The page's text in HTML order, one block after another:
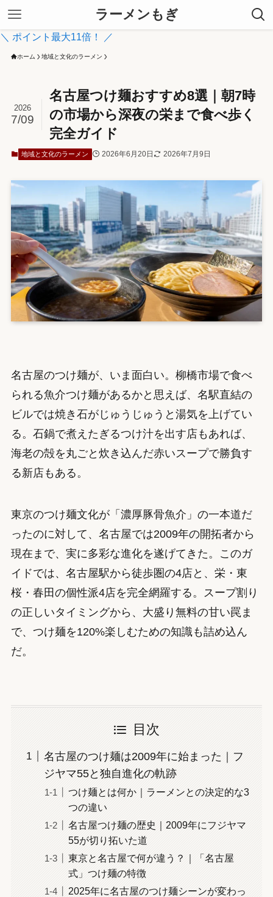
ラーメンもぎ
＼ ポイント最大11倍！ ／
ホーム 地域と文化のラーメン
名古屋つけ麺おすすめ8選｜朝7時
の市場から深夜の栄まで食べ歩く
完全ガイド
2026
7/09
地域と文化のラーメン 2026年6月20日 2026年7月9日
名古屋のつけ麺が、いま面白い。柳橋市場で食べ
られる魚介つけ麺があるかと思えば、名駅直結の
ビルでは焼き石がじゅうじゅうと湯気を上げてい
る。石鍋で煮えたぎるつけ汁を出す店もあれば、
海老の殻を丸ごと炊き込んだ赤いスープで勝負す
る新店もある。
東京のつけ麺文化が「濃厚豚骨魚介」の一本道だ
ったのに対して、名古屋では2009年の開拓者から
現在まで、実に多彩な進化を遂げてきた。このガ
イドでは、名古屋駅から徒歩圏の4店と、栄・東
桜・春田の個性派4店を完全網羅する。スープ割り
の正しいタイミングから、大盛り無料の甘い罠ま
で、つけ麺を120%楽しむための知識も詰め込ん
だ。
目次
名古屋のつけ麺は2009年に始まった｜フ
ジヤマ55と独自進化の軌跡
つけ麺とは何か｜ラーメンとの決定的な3
つの違い
名古屋つけ麺の歴史｜2009年にフジヤマ
55が切り拓いた道
東京と名古屋で何が違う？｜「名古屋
式」つけ麺の特徴
2025年に名古屋のつけ麺シーンが変わっ